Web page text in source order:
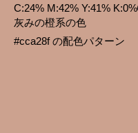
C:24% M:42% Y:41% K:0%
灰みの橙系の色
#cca28f の配色パターン